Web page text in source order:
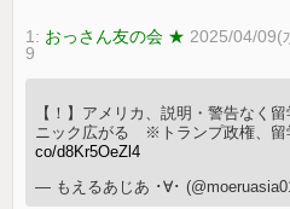
1: おっさん友の会 ★ 2025/04/09(
9
【！】アメリカ、説明・警告なく
ニック広がる ※トランプ政権、留
co/d8Kr5OeZl4
— もえるあじあ ･∀･